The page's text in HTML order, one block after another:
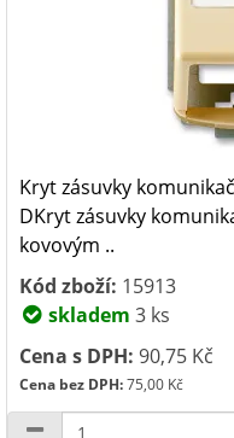
Kryt zásuvky
DKryt zásuvky
kovovým ..
Kód zboží: 15913
skladem 3 ks
Cena s DPH: 90,75 Kč
Cena bez DPH:75,00 Kč